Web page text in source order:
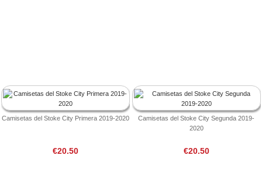
Camisetas del Stoke City Primera 2019-2020
€20.50
Camisetas del Stoke City Segunda 2019-
2020
€20.50